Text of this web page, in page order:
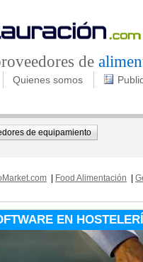
de
Quienes somos
de equipamiento
Food Alimentación
EN